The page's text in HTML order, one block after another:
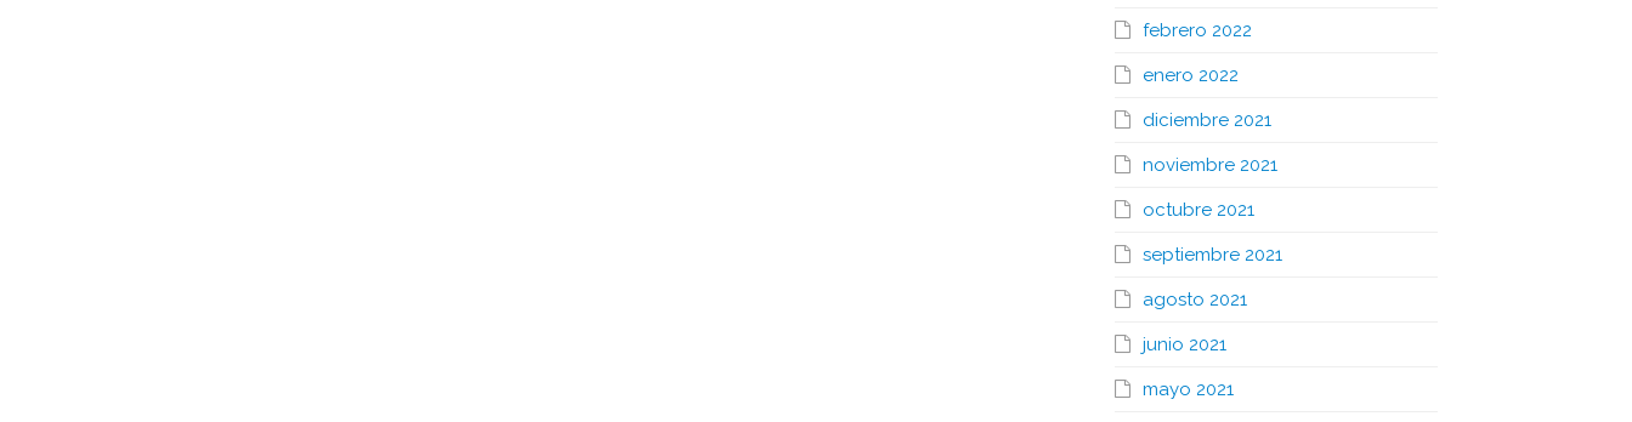
febrero 2022
enero 2022
diciembre 2021
noviembre 2021
octubre 2021
septiembre 2021
agosto 2021
junio 2021
mayo 2021